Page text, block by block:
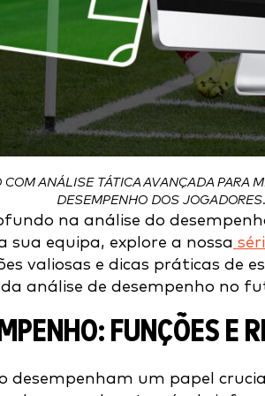
ANÁLISE TÁTICA AVANÇADA PARA
DESEMPENHO DOS JOGADORES.
na análise do
equipa, explore a nossa
valiosas e dicas práticas de
análise de desempenho no
FUNÇÕES E
desempenham um papel